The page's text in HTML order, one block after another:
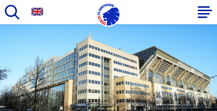
navigation